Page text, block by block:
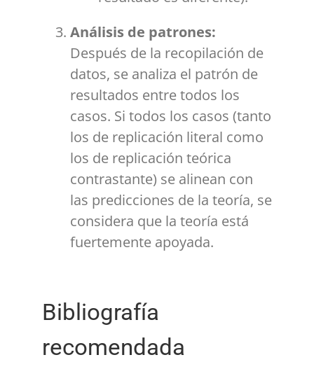
Análisis de patrones:
Después de la recopilación de
datos, se analiza el patrón de
resultados entre todos los
casos. Si todos los casos (tanto
los de replicación literal como
los de replicación teórica
contrastante) se alinean con
las predicciones de la teoría, se
considera que la teoría está
fuertemente apoyada.
Bibliografía
recomendada